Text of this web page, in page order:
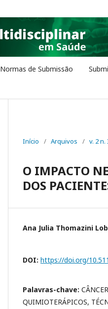
Normas de Submissão
Início / Arquivos / v. 2 n.
O IMPACTO
DOS
Ana Julia Thomazini
DOI: https://doi.org/
Palavras-chave:
QUIMIOTERÁPICOS,